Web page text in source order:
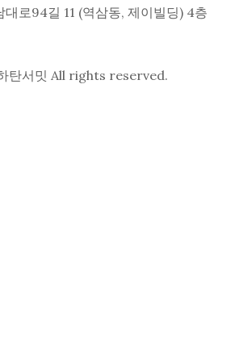
로94길 11 (역삼동, 제이빌딩) 4층
탄서밋 All rights reserved.